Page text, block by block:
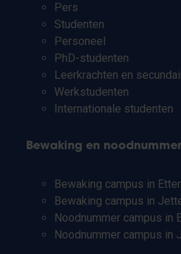
Pers
Studenten
Personeel
PhD-studenten
Leerkrachten en
Werkstudenten
Internationale studenten
Bewaking en
Bewaking campus in
Bewaking campus in
Noodnummer campus in
Noodnummer campus in